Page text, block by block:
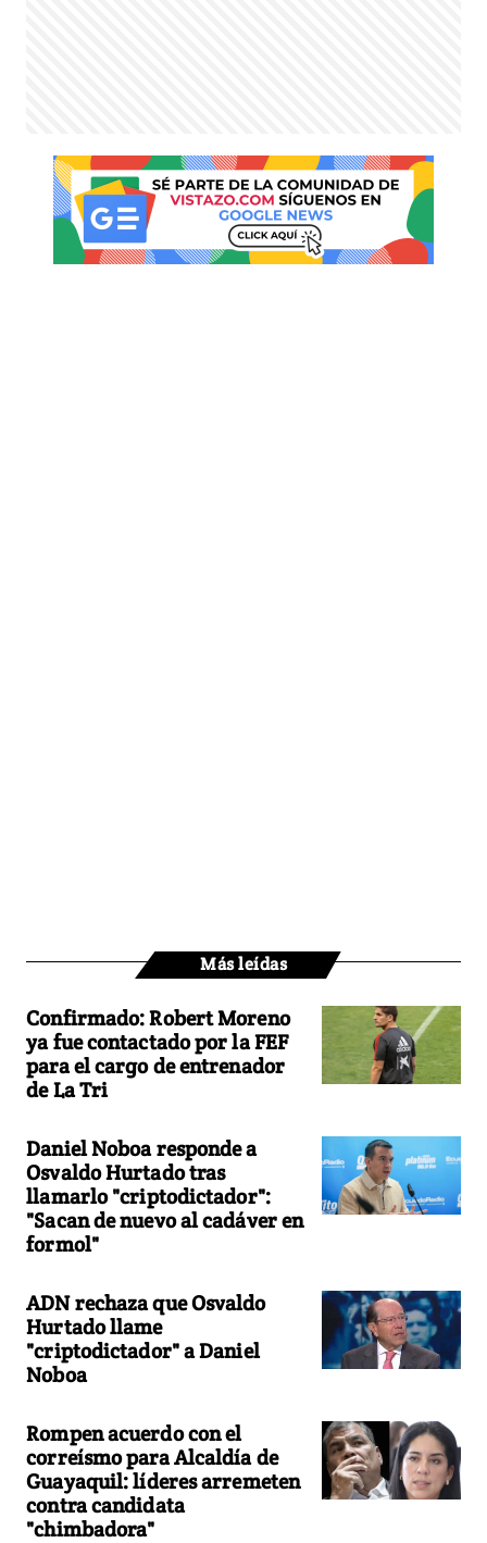
Más leídas
Confirmado: Robert Moreno
ya fue contactado por la FEF
para el cargo de entrenador
de La Tri
Daniel Noboa responde a
Osvaldo Hurtado tras
llamarlo "criptodictador":
"Sacan de nuevo al cadáver en
formol"
ADN rechaza que Osvaldo
Hurtado llame
"criptodictador" a Daniel
Noboa
Rompen acuerdo con el
correísmo para Alcaldía de
Guayaquil: líderes arremeten
contra candidata
"chimbadora"